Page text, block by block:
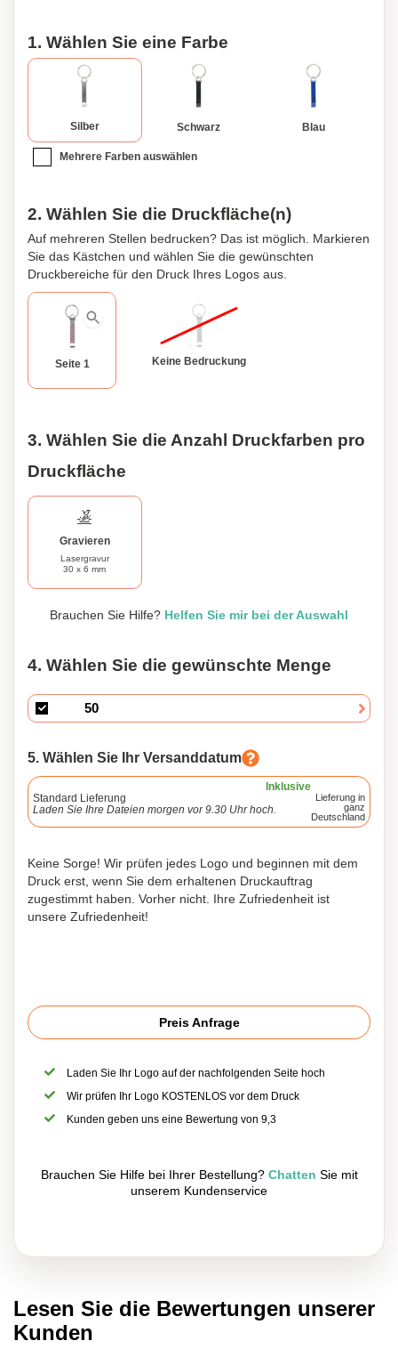
1. Wählen Sie eine Farbe
Silber Schwarz Blau
Mehrere Farben auswählen
2. Wählen Sie die Druckfläche(n)
Auf mehreren Stellen bedrucken? Das ist möglich. Markieren
Sie das Kästchen und wählen Sie die gewünschten
Druckbereiche für den Druck Ihres Logos aus.
Seite 1 Keine Bedruckung
3. Wählen Sie die Anzahl Druckfarben pro
Druckfläche
Gravieren
Lasergravur
30 x 6 mm
Brauchen Sie Hilfe? Helfen Sie mir bei der Auswahl
4. Wählen Sie die gewünschte Menge
5. Wählen Sie Ihr Versanddatum
Inklusive
Standard Lieferung
Laden Sie Ihre Dateien morgen vor 9.30 Uhr hoch.
Lieferung in
ganz
Deutschland
Keine Sorge! Wir prüfen jedes Logo und beginnen mit dem
Druck erst, wenn Sie dem erhaltenen Druckauftrag
zugestimmt haben. Vorher nicht. Ihre Zufriedenheit ist
unsere Zufriedenheit!
Preis Anfrage
Laden Sie Ihr Logo auf der nachfolgenden Seite hoch
Wir prüfen Ihr Logo KOSTENLOS vor dem Druck
Kunden geben uns eine Bewertung von 9,3
Brauchen Sie Hilfe bei Ihrer Bestellung? Chatten Sie mit
unserem Kundenservice
Lesen Sie die Bewertungen unserer
Kunden